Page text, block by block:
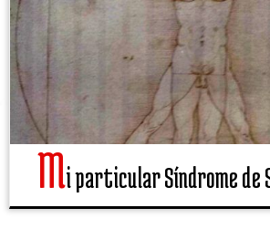
Mi particular Síndrome de